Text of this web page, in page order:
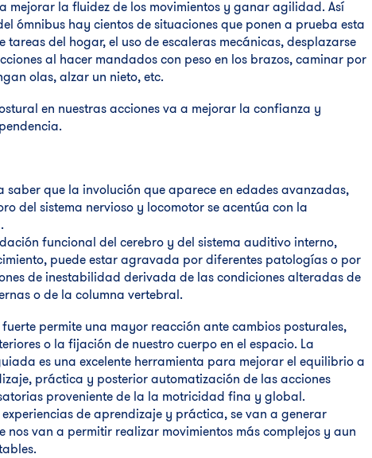
mejorar la fluidez de los movimientos y ganar agilidad. Así
ómnibus hay cientos de situaciones que ponen a prueba esta
tareas del hogar, el uso de escaleras mecánicas, desplazarse
al hacer mandados con peso en los brazos, caminar por
olas, alzar un nieto, etc.
en nuestras acciones va a mejorar la confianza y
saber que la involución que aparece en edades avanzadas,
del sistema nervioso y locomotor se acentúa con la
funcional del cerebro y del sistema auditivo interno,
puede estar agravada por diferentes patologías o por
de inestabilidad derivada de las condiciones alteradas de
o de la columna vertebral.
permite una mayor reacción ante cambios posturales,
o la fijación de nuestro cuerpo en el espacio. La
es una excelente herramienta para mejorar el equilibrio a
práctica y posterior automatización de las acciones
proveniente de la la motricidad fina y global.
experiencias de aprendizaje y práctica, se van a generar
nos van a permitir realizar movimientos más complejos y aun